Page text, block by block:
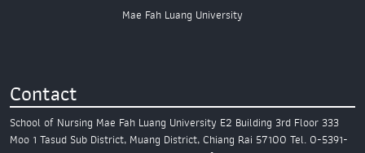
Mae Fah Luang University
Contact
School of Nursing Mae Fah Luang University E2 Building 3rd Floor 333
Moo 1 Tasud Sub District, Muang District, Chiang Rai 57100 Tel. 0-5391-